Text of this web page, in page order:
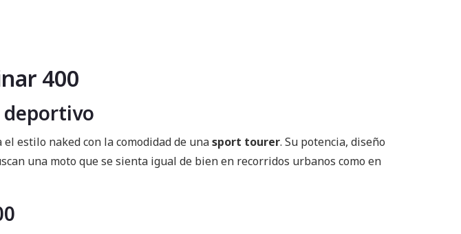
400
deportivo
estilo naked con la comodidad de unasport tourer. Su potencia, diseño
una moto que se sienta igual de bien en recorridos urbanos como en